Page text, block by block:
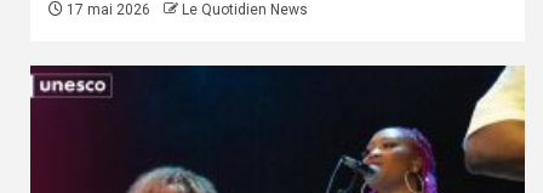
17 mai 2026 Le Quotidien News